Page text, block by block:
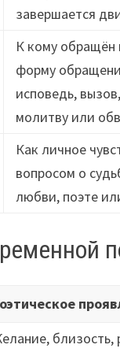
завершается
К кому обращён
форму
исповедь,
молитву или
Как личное
вопросом о
любви, поэте
близость,